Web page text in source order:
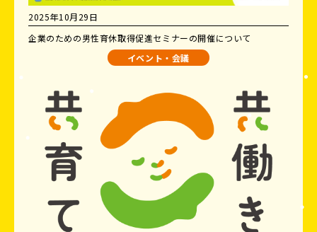
2025年10月29日
企業のための男性育休取得促進セミナーの開催について
イベント・会議